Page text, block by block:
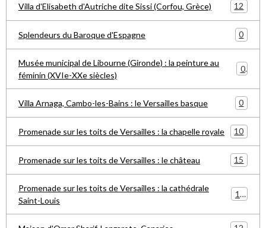
Villa d'Elisabeth d'Autriche dite Sissi (Corfou, Grèce) 12
Splendeurs du Baroque d'Espagne 0
Musée municipal de Libourne (Gironde) : la peinture au
féminin (XVIe-XXe siècles)
0
Villa Arnaga, Cambo-les-Bains : le Versailles basque 0
Promenade sur les toits de Versailles : la chapelle royale 10
Promenade sur les toits de Versailles : le château 15
Promenade sur les toits de Versailles : la cathédrale
Saint-Louis
15